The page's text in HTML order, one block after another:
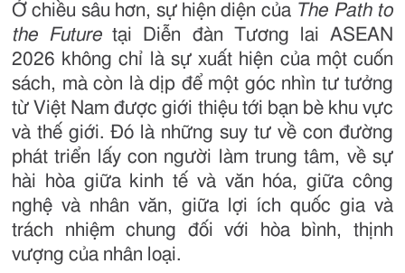
Ở chiều sâu hơn, sự hiện diện của The Path to
the Futuretại Diễn đàn Tương lai ASEAN
2026 không chỉ là sự xuất hiện của một cuốn
sách, mà còn là dịp để một góc nhìn tư tưởng
từ Việt Nam được giới thiệu tới bạn bè khu vực
và thế giới. Đó là những suy tư về con đường
phát triển lấy con người làm trung tâm, về sự
hài hòa giữa kinh tế và văn hóa, giữa công
nghệ và nhân văn, giữa lợi ích quốc gia và
trách nhiệm chung đối với hòa bình, thịnh
vượng của nhân loại.